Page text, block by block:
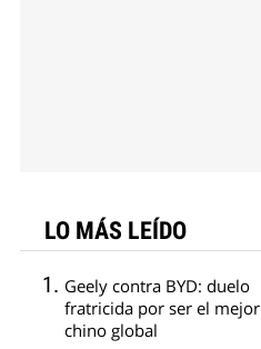
LO MÁS LEÍDO
Geely contra BYD: duelo
fratricida por ser el mejor
chino global